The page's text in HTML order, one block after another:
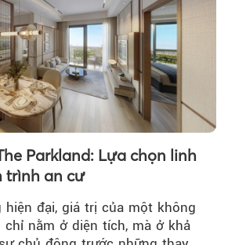
Theo
Parkland: Lựa chọn linh
trình an cư
hiện đại, giá trị của một không
chỉ nằm ở diện tích, mà ở khả